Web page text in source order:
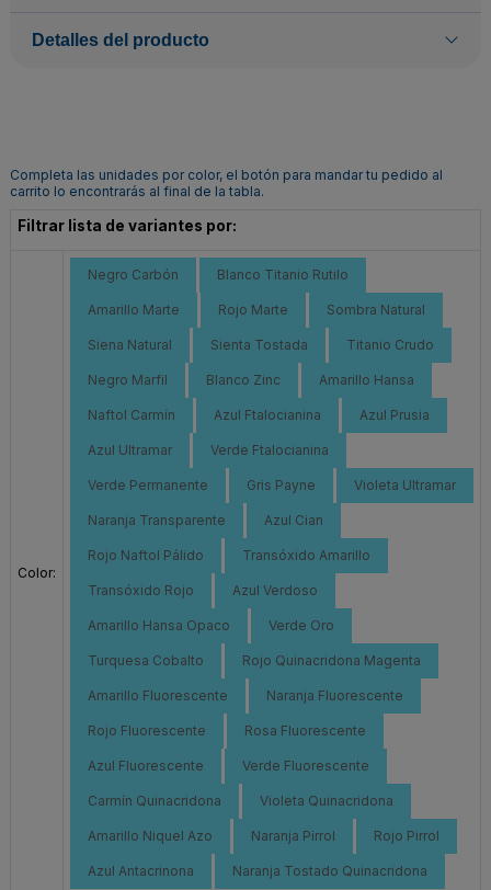
Detalles del producto
Completa las unidades por color, el botón para mandar tu pedido al
carrito lo encontrarás al final de la tabla.
Filtrar lista de variantes por:
Color:
Negro Carbón Blanco Titanio Rutilo
Amarillo Marte Rojo Marte Sombra Natural
Siena Natural Sienta Tostada Titanio Crudo
Negro Marfil Blanco Zinc Amarillo Hansa
Naftol Carmín Azul Ftalocianina Azul Prusia
Azul Ultramar Verde Ftalocianina
Verde Permanente Gris Payne Violeta Ultramar
Naranja Transparente Azul Cian
Rojo Naftol Pálido Transóxido Amarillo
Transóxido Rojo Azul Verdoso
Amarillo Hansa Opaco Verde Oro
Turquesa Cobalto Rojo Quinacridona Magenta
Amarillo Fluorescente Naranja Fluorescente
Rojo Fluorescente Rosa Fluorescente
Azul Fluorescente Verde Fluorescente
Carmín Quinacridona Violeta Quinacridona
Amarillo Niquel Azo Naranja Pirrol Rojo Pirrol
Azul Antacrinona Naranja Tostado Quinacridona